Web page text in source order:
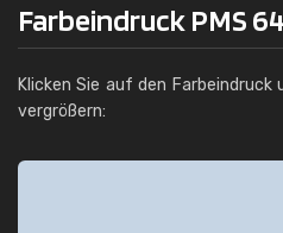
Farbeindruck PMS
Klicken Sie auf den Farbeindruck
vergrößern: